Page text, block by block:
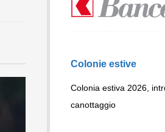
Colonie estive
Colonia estiva 2026,
canottaggio